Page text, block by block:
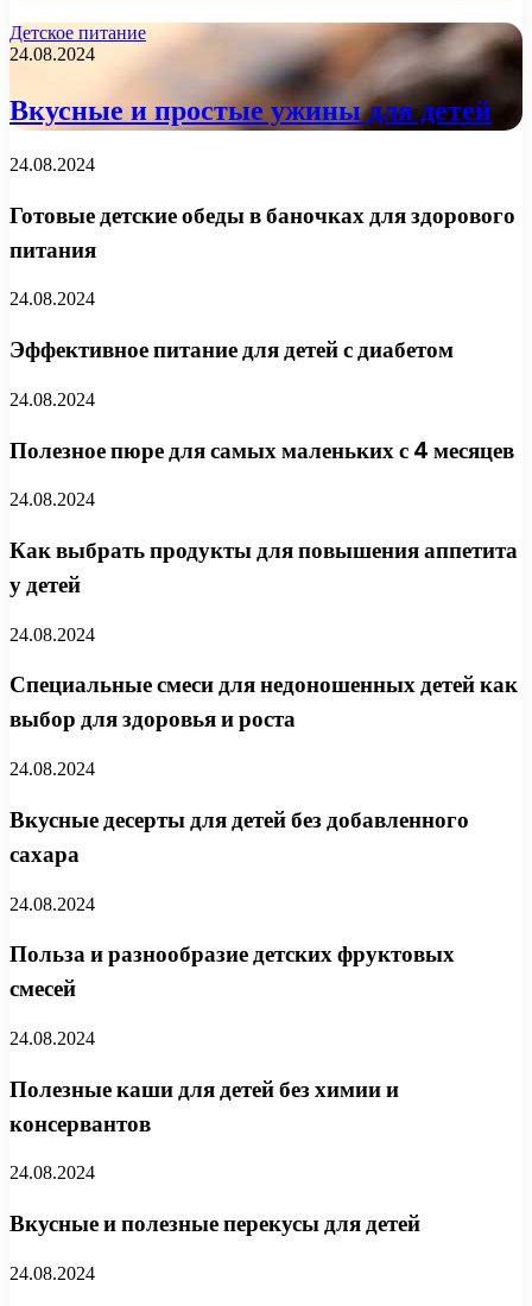
Детское питание
24.08.2024
Вкусные и простые ужины для детей
24.08.2024
Готовые детские обеды в баночках для здорового
питания
24.08.2024
Эффективное питание для детей с диабетом
24.08.2024
Полезное пюре для самых маленьких с 4 месяцев
24.08.2024
Как выбрать продукты для повышения аппетита
у детей
24.08.2024
Специальные смеси для недоношенных детей как
выбор для здоровья и роста
24.08.2024
Вкусные десерты для детей без добавленного
сахара
24.08.2024
Польза и разнообразие детских фруктовых
смесей
24.08.2024
Полезные каши для детей без химии и
консервантов
24.08.2024
Вкусные и полезные перекусы для детей
24.08.2024